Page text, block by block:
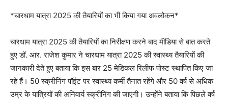
*चारधाम यात्रा 2025 की तैयारियों का भी किया गया अवलोकन*
चारधाम यात्रा 2025 की तैयारियों का निरीक्षण करने बाद मीडिया से बात करते
हुए डॉ. आर. राजेश कुमार ने चारधाम यात्रा 2025 की स्वास्थ्य तैयारियों की
जानकारी देते हुए बताया कि इस बार 25 मेडिकल रिलीफ पोस्ट स्थापित किए जा
रहे हैं। 50 स्क्रीनिंग पॉइंट पर स्वास्थ्य कर्मी तैनात रहेंगे और 50 वर्ष से अधिक
उम्र के यात्रियों की अनिवार्य स्क्रीनिंग की जाएगी। उन्होंने बताया कि पिछले वर्ष